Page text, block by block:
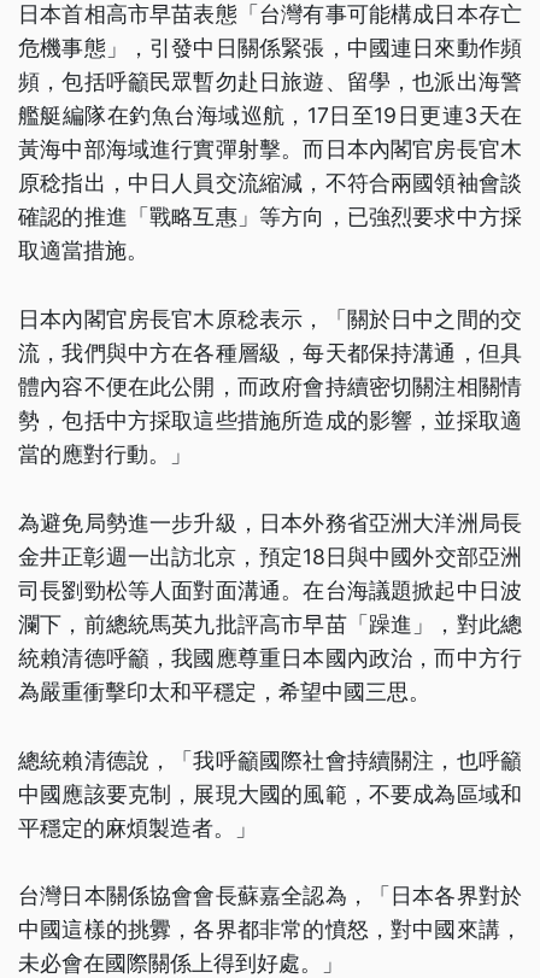
日本首相高市早苗表態「台灣有事可能構成日本存亡
危機事態」，引發中日關係緊張，中國連日來動作頻
頻，包括呼籲民眾暫勿赴日旅遊、留學，也派出海警
艦艇編隊在釣魚台海域巡航，17日至19日更連3天在
黃海中部海域進行實彈射擊。而日本內閣官房長官木
原稔指出，中日人員交流縮減，不符合兩國領袖會談
確認的推進「戰略互惠」等方向，已強烈要求中方採
取適當措施。
日本內閣官房長官木原稔表示，「關於日中之間的交
流，我們與中方在各種層級，每天都保持溝通，但具
體內容不便在此公開，而政府會持續密切關注相關情
勢，包括中方採取這些措施所造成的影響，並採取適
當的應對行動。」
為避免局勢進一步升級，日本外務省亞洲大洋洲局長
金井正彰週一出訪北京，預定18日與中國外交部亞洲
司長劉勁松等人面對面溝通。在台海議題掀起中日波
瀾下，前總統馬英九批評高市早苗「躁進」，對此總
統賴清德呼籲，我國應尊重日本國內政治，而中方行
為嚴重衝擊印太和平穩定，希望中國三思。
總統賴清德說，「我呼籲國際社會持續關注，也呼籲
中國應該要克制，展現大國的風範，不要成為區域和
平穩定的麻煩製造者。」
台灣日本關係協會會長蘇嘉全認為，「日本各界對於
中國這樣的挑釁，各界都非常的憤怒，對中國來講，
未必會在國際關係上得到好處。」